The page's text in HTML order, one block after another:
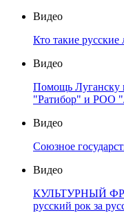
Видео
Кто такие
Видео
Помощь Луганску
"Ратибор" и РОО
Видео
Союзное
Видео
КУЛЬТУРНЫЙ
русский рок за